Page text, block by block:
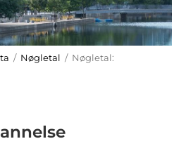
/ Nøgletal / Nøgletal: